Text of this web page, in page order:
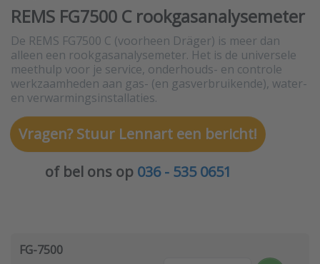
REMS FG7500 C rookgasanalysemeter
De REMS FG7500 C (voorheen Dräger) is meer dan
alleen een rookgasanalysemeter. Het is de universele
meethulp voor je service, onderhouds- en controle
werkzaamheden aan gas- (en gasverbruikende), water-
en verwarmingsinstallaties.
Vragen? Stuur Lennart een bericht!
of bel ons op 036 - 535 0651
FG-7500